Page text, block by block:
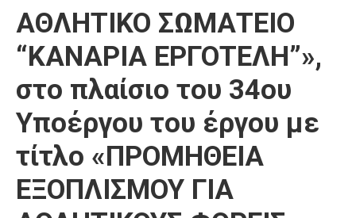
ΑΘΛΗΤΙΚΟ ΣΩΜΑΤΕΙΟ
“ΚΑΝΑΡΙΑ ΕΡΓΟΤΕΛΗ”»,
στο πλαίσιο του 34ου
Υποέργου του έργου με
τίτλο «ΠΡΟΜΗΘΕΙΑ
ΕΞΟΠΛΙΣΜΟΥ ΓΙΑ